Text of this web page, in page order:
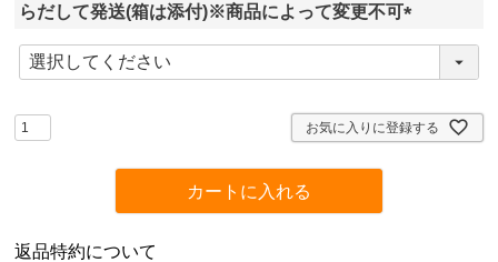
らだして発送(箱は添付)※商品によって変更不可
(
)
お気に入りに登録する
カートに入れる
返品特約について